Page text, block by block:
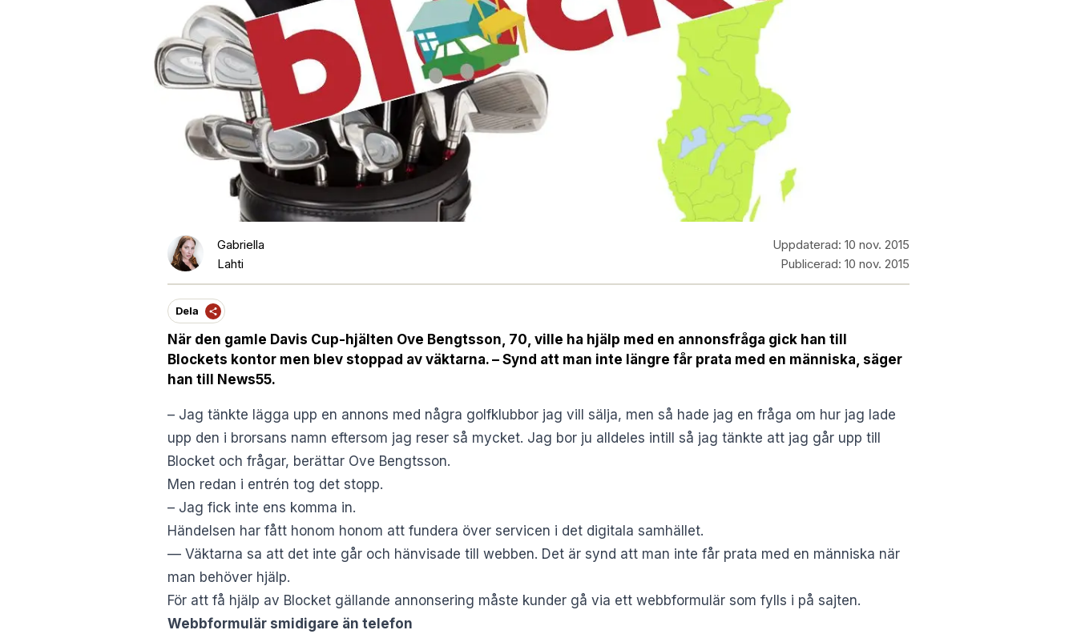
Gabriella
Lahti
Uppdaterad: 10 nov. 2015
Publicerad: 10 nov. 2015
Dela
När den gamle Davis Cup-hjälten Ove Bengtsson, 70, ville ha hjälp med en annonsfråga gick han till
Blockets kontor men blev stoppad av väktarna. – Synd att man inte längre får prata med en människa, säger
han till News55.
– Jag tänkte lägga upp en annons med några golfklubbor jag vill sälja, men så hade jag en fråga om hur jag lade
upp den i brorsans namn eftersom jag reser så mycket. Jag bor ju alldeles intill så jag tänkte att jag går upp till
Blocket och frågar, berättar Ove Bengtsson.
Men redan i entrén tog det stopp.
– Jag fick inte ens komma in.
Händelsen har fått honom honom att fundera över servicen i det digitala samhället.
— Väktarna sa att det inte går och hänvisade till webben. Det är synd att man inte får prata med en människa när
man behöver hjälp.
För att få hjälp av Blocket gällande annonsering måste kunder gå via ett webbformulär som fylls i på sajten.
Webbformulär smidigare än telefon